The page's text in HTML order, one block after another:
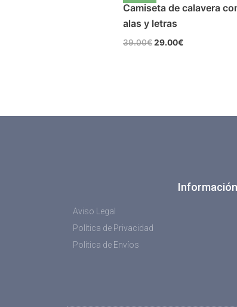
Camiseta de calavera
alas y letras
39.00€29.00€
Aviso Legal
Política de Privacidad
Política de Envíos